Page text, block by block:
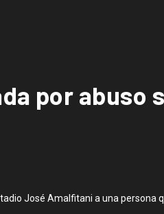
por abuso
José Amalfitani a una